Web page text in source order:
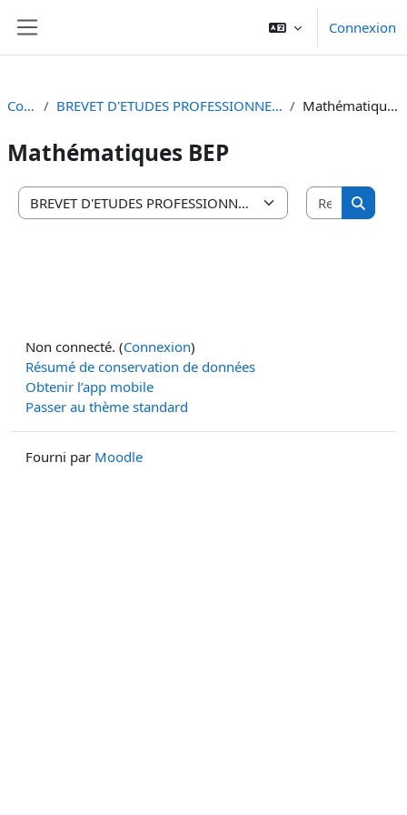
Connexion
Cours BREVET D'ETUDES PROFESSIONNELLES (B.E.P.) Mathématiques BEP
Mathématiques BEP
Catégories de cours
Non connecté. (Connexion)
Résumé de conservation de données
Obtenir l’app mobile
Passer au thème standard
Fourni par Moodle